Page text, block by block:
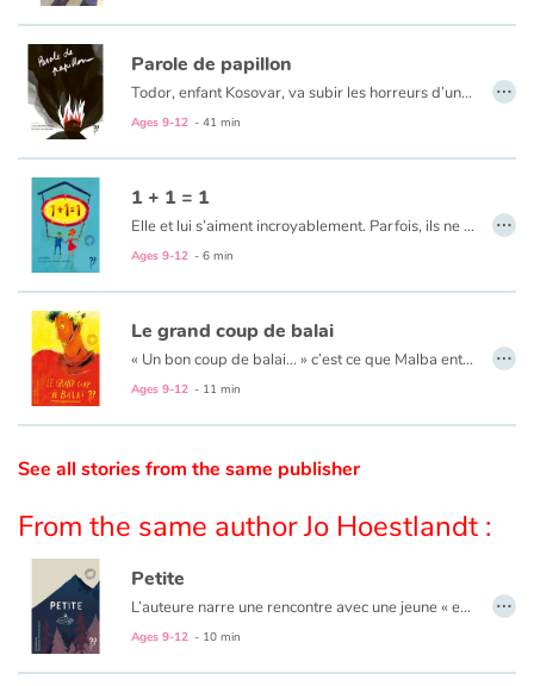
Social issues
Emotions and feelings
Catalogue anglais
Contraste +
Help
Home
Schools
Libraries
Videos & Tutorials
Parole de papillon
Todor, enfant Kosovar, va subir les horreurs d’une guerre dont il ne comprend pas les raisons. Sa famille décimée, il s’enfuit vers Mitrovica, à la recherche de son grand frère Milan. Au cours de ce périple, il vivra la richesse de rencontres mais aussi la difficile réalité des camps de réfugiés. Cependant, l’enfant cultivera toujours l’espoir et la volonté de retrouver son pays et ses racines. Comme le papillon blanc, Todor prendra-t-il son envol ?
Ages 9-12 - 41 min
…
1 + 1 = 1
Elle et lui s’aiment incroyablement. Parfois, ils ne se comprennent pas. Et pourtant…
Ages 9-12 - 6 min
…
Le grand coup de balai
« Un bon coup de balai... » c’est ce que Malba entendait de la part des passants qui passaient devant lui d’un air méprisant. Jusqu’à ce qu’il tombe sur un vrai balai qui allait l’aider à tracer son chemin...
Ages 9-12 - 11 min
…
See all stories from the same publisher
From the same author Jo Hoestlandt :
Petite
L’auteure narre une rencontre avec une jeune « enfant du voyage » lors d’une séance découverte dans une classe.
Ages 9-12 - 10 min
…